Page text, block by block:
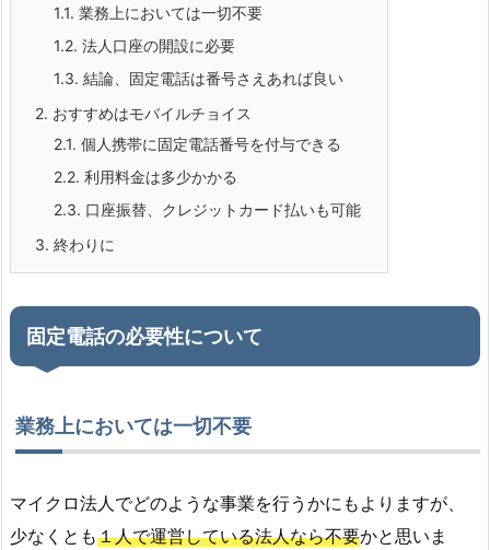
1.1. 業務上においては一切不要
1.2. 法人口座の開設に必要
1.3. 結論、固定電話は番号さえあれば良い
2. おすすめはモバイルチョイス
2.1. 個人携帯に固定電話番号を付与できる
2.2. 利用料金は多少かかる
2.3. 口座振替、クレジットカード払いも可能
3. 終わりに
固定電話の必要性について
業務上においては一切不要
マイクロ法人でどのような事業を行うかにもよりますが、
少なくとも１人で運営している法人なら不要かと思いま